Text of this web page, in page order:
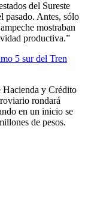
del Sureste
pasado. Antes, sólo
mostraban
productiva.”
5 sur del Tren
Hacienda y Crédito
rondará
en un inicio se
de pesos.